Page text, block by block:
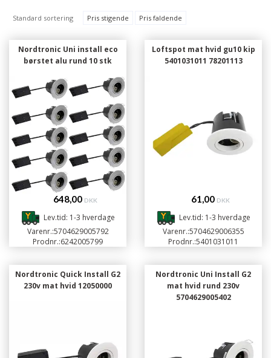
Standard sortering Pris stigende Pris faldende
Nordtronic Uni install eco
børstet alu rund 10 stk
648,00 DKK
Lev.tid: 1-3 hverdage
Varenr.:5704629005792
Prodnr.:6242005799
Loftspot mat hvid gu10 kip
5401031011 78201113
61,00 DKK
Lev.tid: 1-3 hverdage
Varenr.:5704629006355
Prodnr.:5401031011
Nordtronic Quick Install G2
230v mat hvid 12050000
Nordtronic Uni Install G2
mat hvid rund 230v
5704629005402